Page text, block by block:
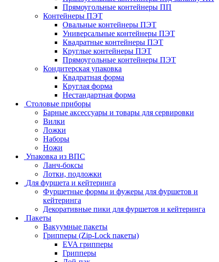
Прямоугольные контейнеры ПП
Контейнеры ПЭТ
Овальные контейнеры ПЭТ
Универсальные контейнеры ПЭТ
Квадратные контейнеры ПЭТ
Круглые контейнеры ПЭТ
Прямоугольные контейнеры ПЭТ
Кондитерская упаковка
Квадратная форма
Круглая форма
Нестандартная форма
Столовые приборы
Барные аксессуары и товары для сервировки
Вилки
Ложки
Наборы
Ножи
Упаковка из ВПС
Ланч-боксы
Лотки, подложки
Для фуршета и кейтеринга
Фуршетные формы и фужеры для фуршетов и
кейтеринга
Декоративные пики для фуршетов и кейтеринга
Пакеты
Вакуумные пакеты
Грипперы (Zip-Lock пакеты)
EVA грипперы
Грипперы